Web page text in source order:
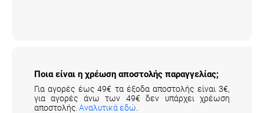
Ποια είναι η χρέωση αποστολής παραγγελίας;
Για αγορές έως 49€ τα έξοδα αποστολής είναι 3€,
για αγορές άνω των 49€ δεν υπάρχει χρέωση
αποστολής. Αναλυτικά εδώ